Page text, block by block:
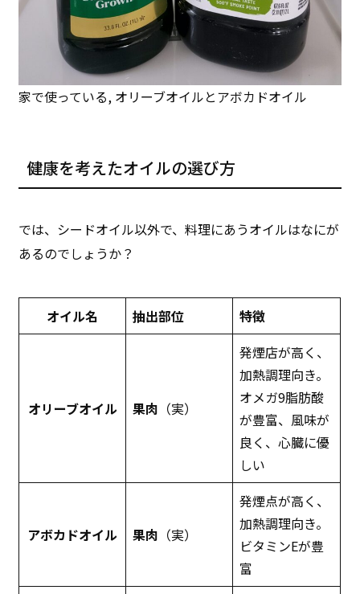
家で使っている, オリーブオイルとアボカドオイル
健康を考えたオイルの選び方
では、シードオイル以外で、料理にあうオイルはなにが
あるのでしょうか？
オイル名 抽出部位 特徴
オリーブオイル 果肉 （実）
発煙店が高く、
加熱調理向き。
オメガ9脂肪酸
が豊富、風味が
良く、心臓に優
しい
アボカドオイル 果肉 （実）
発煙点が高く、
加熱調理向き。
ビタミンEが豊
富